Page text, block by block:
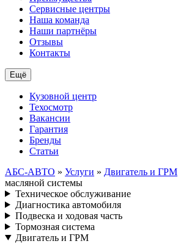
Сервисные центры
Наша команда
Наши партнёры
Отзывы
Контакты
Ещё
Кузовной центр
Техосмотр
Вакансии
Гарантия
Бренды
Статьи
АБС-АВТО » Услуги » Двигатель и ГРМ
масляной системы
Техническое обслуживание
Диагностика автомобиля
Подвеска и ходовая часть
Тормозная система
Двигатель и ГРМ